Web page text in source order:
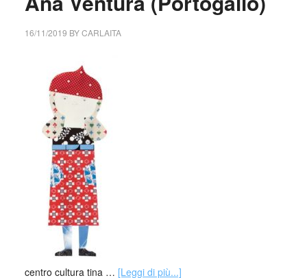
16/11/2019 BYCARLAITA
centro cultura tina … [Leggi di più...]